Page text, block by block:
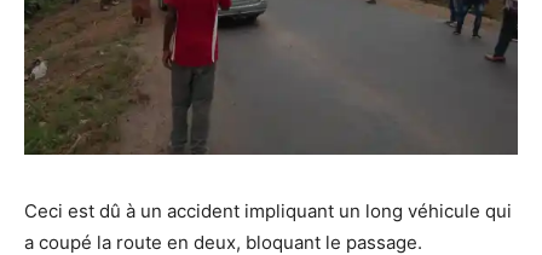
Ceci est dû à un accident impliquant un long véhicule qui
a coupé la route en deux, bloquant le passage.